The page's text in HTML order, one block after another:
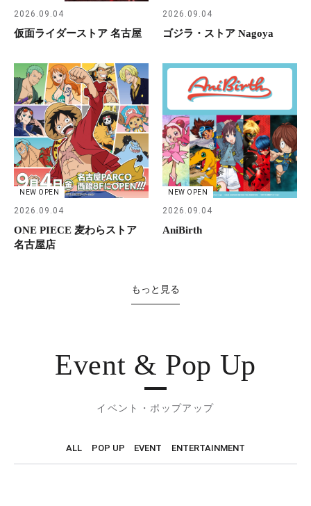
2026.09.04
仮面ライダーストア 名古屋
2026.09.04
ゴジラ・ストア Nagoya
NEW OPEN
2026.09.04
ONE PIECE 麦わらストア
名古屋店
NEW OPEN
2026.09.04
AniBirth
もっと見る
Event & Pop Up
イベント・ポップアップ
ALL POP UP EVENT ENTERTAINMENT